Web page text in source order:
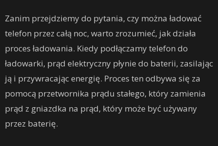
Zanim przejdziemy do pytania, czy można ładować
telefon przez całą noc, warto zrozumieć, jak działa
proces ładowania. Kiedy podłączamy telefon do
ładowarki, prąd elektryczny płynie do baterii, zasilając
ją i przywracając energię. Proces ten odbywa się za
pomocą przetwornika prądu stałego, który zamienia
prąd z gniazdka na prąd, który może być używany
przez baterię.